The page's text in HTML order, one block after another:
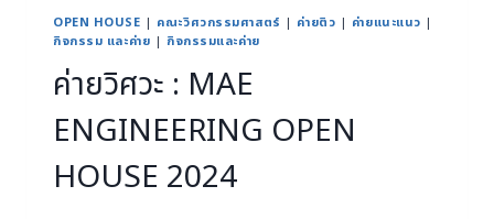
OPEN HOUSE | คณะวิศวกรรมศาสตร์ | ค่ายติว | ค่ายแนะแนว |
กิจกรรม และค่าย | กิจกรรมและค่าย
ค่ายวิศวะ : MAE
ENGINEERING OPEN
HOUSE 2024